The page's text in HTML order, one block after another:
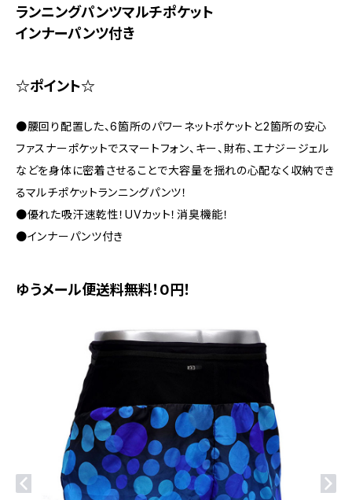
ランニングパンツマルチポケット
インナーパンツ付き
☆ポイント☆
●腰回り配置した、6箇所のパワーネットポケットと2箇所の安心
ファスナーポケットでスマートフォン、キー、財布、エナジージェル
などを身体に密着させることで大容量を揺れの心配なく収納でき
るマルチポケットランニングパンツ！
●優れた吸汗速乾性！UVカット！消臭機能！
●インナーパンツ付き
ゆうメール便送料無料！0円！